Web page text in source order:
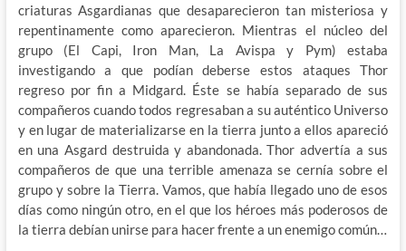
criaturas Asgardianas que desaparecieron tan misteriosa y
repentinamente como aparecieron. Mientras el núcleo del
grupo (El Capi, Iron Man, La Avispa y Pym) estaba
investigando a que podían deberse estos ataques Thor
regreso por fin a Midgard. Éste se había separado de sus
compañeros cuando todos regresaban a su auténtico Universo
y en lugar de materializarse en la tierra junto a ellos apareció
en una Asgard destruida y abandonada. Thor advertía a sus
compañeros de que una terrible amenaza se cernía sobre el
grupo y sobre la Tierra. Vamos, que había llegado uno de esos
días como ningún otro, en el que los héroes más poderosos de
la tierra debían unirse para hacer frente a un enemigo común…